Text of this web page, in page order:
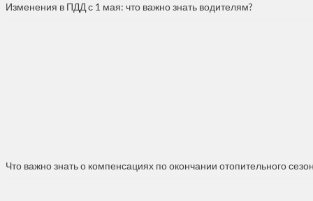
Изменения в ПДД с 1 мая: что важно знать водителям?
Что важно знать о компенсациях по окончании отопительного